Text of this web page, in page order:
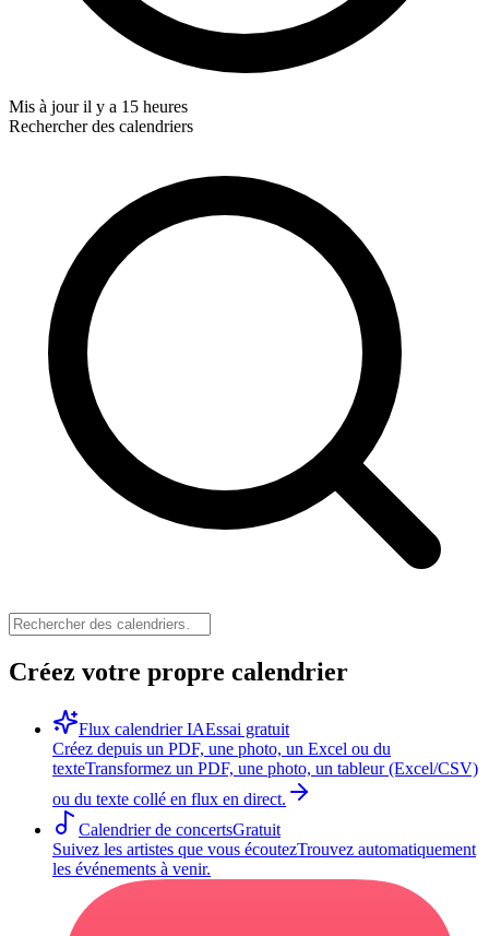
Mis à jour il y a 15 heures
Rechercher des calendriers
Créez votre propre calendrier
Flux calendrier IAEssai gratuit
Créez depuis un PDF, une photo, un Excel ou du
texteTransformez un PDF, une photo, un tableur (Excel/CSV)
ou du texte collé en flux en direct.
Calendrier de concertsGratuit
Suivez les artistes que vous écoutezTrouvez automatiquement
les événements à venir.